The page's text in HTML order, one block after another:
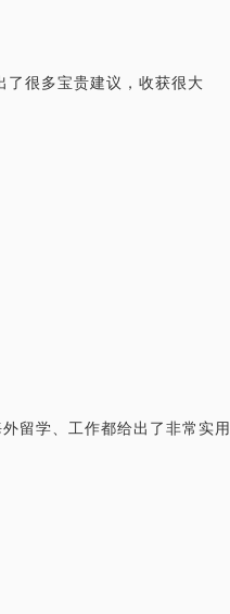
了很多宝贵建议，收获很大
留学、工作都给出了非常实